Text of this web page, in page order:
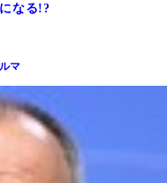
なる!?
マ